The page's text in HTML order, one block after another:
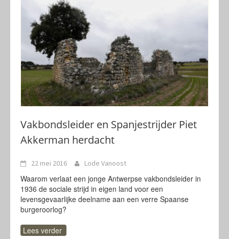
Vakbondsleider en Spanjestrijder Piet
Akkerman herdacht
22 mei 2016 Lode Vanoost
Waarom verlaat een jonge Antwerpse vakbondsleider in
1936 de sociale strijd in eigen land voor een
levensgevaarlijke deelname aan een verre Spaanse
burgeroorlog?
Lees verder